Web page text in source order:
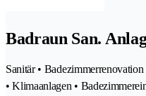
Badraun San.
Sanitär •
• Klimaanlagen •